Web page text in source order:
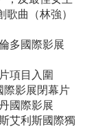
曲（林強）
多國際影展
項目入圍
影展閉幕片
國際影展
艾利斯國際獨